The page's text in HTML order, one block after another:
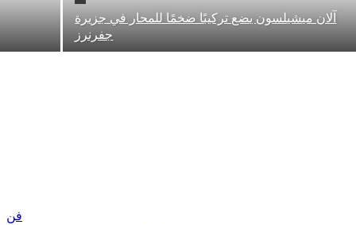
ميشيلسون يضع تركيبًا ضخمًا للمحار في جزيرة